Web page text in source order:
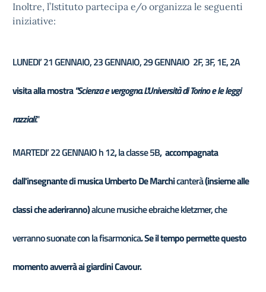
Inoltre, l’Istituto partecipa e/o organizza le seguenti
iniziative:
LUNEDI’ 21 GENNAIO, 23 GENNAIO, 29 GENNAIO 2F, 3F, 1E, 2A
visita alla mostra"Scienza e vergogna. L'Università di Torino e le leggi
razziali."
MARTEDI’ 22 GENNAIOh 12,la classe 5B, accompagnata
dall'insegnante di musica Umberto De Marchicanterà(insieme alle
classi che aderiranno)alcune musiche ebraiche kletzmer, che
verranno suonate con la fisarmonica. Se il tempo permette questo
momento avverrà ai giardini Cavour.